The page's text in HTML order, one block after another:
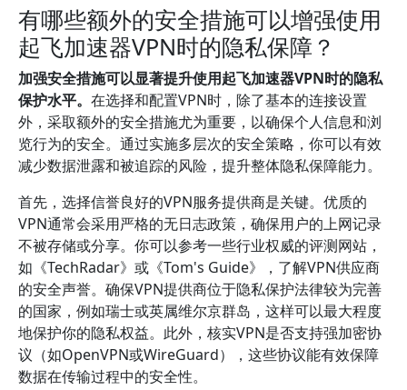
有哪些额外的安全措施可以增强使用
起飞加速器VPN时的隐私保障？
加强安全措施可以显著提升使用起飞加速器VPN时的隐私
保护水平。 在选择和配置VPN时，除了基本的连接设置
外，采取额外的安全措施尤为重要，以确保个人信息和浏
览行为的安全。通过实施多层次的安全策略，你可以有效
减少数据泄露和被追踪的风险，提升整体隐私保障能力。
首先，选择信誉良好的VPN服务提供商是关键。优质的
VPN通常会采用严格的无日志政策，确保用户的上网记录
不被存储或分享。你可以参考一些行业权威的评测网站，
如《TechRadar》或《Tom's Guide》，了解VPN供应商
的安全声誉。确保VPN提供商位于隐私保护法律较为完善
的国家，例如瑞士或英属维尔京群岛，这样可以最大程度
地保护你的隐私权益。此外，核实VPN是否支持强加密协
议（如OpenVPN或WireGuard），这些协议能有效保障
数据在传输过程中的安全性。